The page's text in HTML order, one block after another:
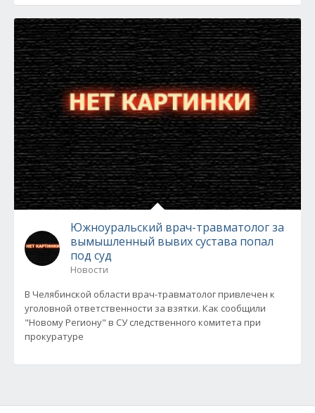
Южноуральский врач-травматолог за
вымышленный вывих сустава попал
под суд
Новости
В Челябинской области врач-травматолог привлечен к
уголовной ответственности за взятки. Как сообщили
"Новому Региону" в СУ следственного комитета при
прокуратуре